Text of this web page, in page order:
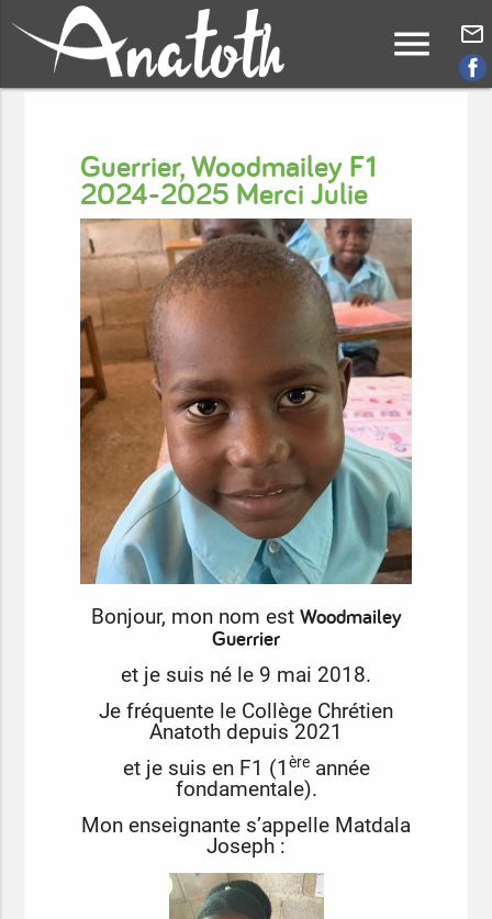
menu mail_outline
Guerrier, Woodmailey F1
2024-2025 Merci Julie
Bonjour, mon nom est Woodmailey
Guerrier
et je suis né le 9 mai 2018.
Je fréquente le Collège Chrétien
Anatoth depuis 2021
et je suis en F1 (1 èreannée
fondamentale).
Mon enseignante s’appelle Matdala
Joseph :